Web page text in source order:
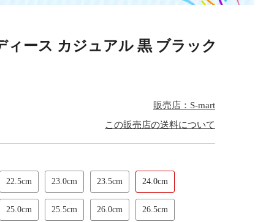
ース カジュアル 黒 ブラック
販売店：S-mart
この販売店の送料について
22.5cm 23.0cm 23.5cm 24.0cm
25.0cm 25.5cm 26.0cm 26.5cm